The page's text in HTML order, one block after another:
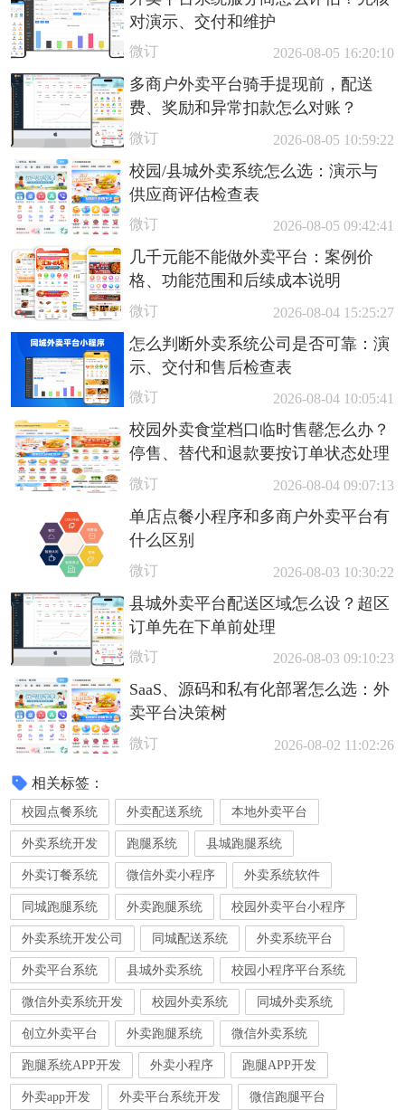
对演示、交付和维护
微订 2026-08-05 16:20:10
多商户外卖平台骑手提现前，配送
费、奖励和异常扣款怎么对账？
微订 2026-08-05 10:59:22
校园/县城外卖系统怎么选：演示与
供应商评估检查表
微订 2026-08-05 09:42:41
几千元能不能做外卖平台：案例价
格、功能范围和后续成本说明
微订 2026-08-04 15:25:27
怎么判断外卖系统公司是否可靠：演
示、交付和售后检查表
微订 2026-08-04 10:05:41
校园外卖食堂档口临时售罄怎么办？
停售、替代和退款要按订单状态处理
微订 2026-08-04 09:07:13
单店点餐小程序和多商户外卖平台有
什么区别
微订 2026-08-03 10:30:22
县城外卖平台配送区域怎么设？超区
订单先在下单前处理
微订 2026-08-03 09:10:23
SaaS、源码和私有化部署怎么选：外
卖平台决策树
微订 2026-08-02 11:02:26
相关标签：
校园点餐系统 外卖配送系统 本地外卖平台
外卖系统开发 跑腿系统 县城跑腿系统
外卖订餐系统 微信外卖小程序 外卖系统软件
同城跑腿系统 外卖跑腿系统 校园外卖平台小程序
外卖系统开发公司 同城配送系统 外卖系统平台
外卖平台系统 县城外卖系统 校园小程序平台系统
微信外卖系统开发 校园外卖系统 同城外卖系统
创立外卖平台 外卖跑腿系统 微信外卖系统
跑腿系统APP开发 外卖小程序 跑腿APP开发
外卖app开发 外卖平台系统开发 微信跑腿平台